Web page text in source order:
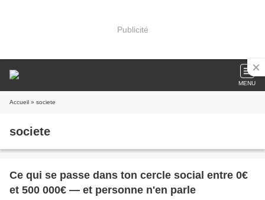
Publicité
MENU
Accueil » societe
societe
Ce qui se passe dans ton cercle social entre 0€
et 500 000€ — et personne n'en parle